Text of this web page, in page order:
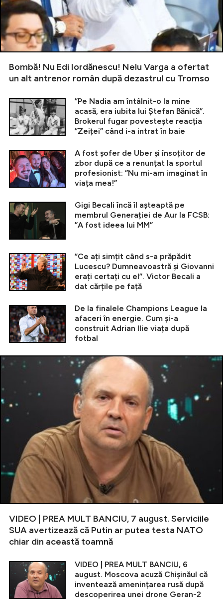
Bombă! Nu Edi Iordănescu! Nelu Varga a ofertat
un alt antrenor român după dezastrul cu Tromso
”Pe Nadia am întâlnit-o la mine
acasă, era iubita lui Ștefan Bănică”.
Brokerul fugar povestește reacția
”Zeiței” când i-a intrat în baie
A fost șofer de Uber și însoțitor de
zbor după ce a renunțat la sportul
profesionist: ”Nu mi-am imaginat în
viața mea!”
Gigi Becali încă îl așteaptă pe
membrul Generației de Aur la FCSB:
”A fost ideea lui MM”
”Ce ați simțit când s-a prăpădit
Lucescu? Dumneavoastră și Giovanni
erați certați cu el”. Victor Becali a
dat cărțile pe față
De la finalele Champions League la
afaceri în energie. Cum și-a
construit Adrian Ilie viața după
fotbal
VIDEO | PREA MULT BANCIU, 7 august. Serviciile
SUA avertizează că Putin ar putea testa NATO
chiar din această toamnă
VIDEO | PREA MULT BANCIU, 6
august. Moscova acuză Chișinăul că
inventează amenințarea rusă după
descoperirea unei drone Geran-2